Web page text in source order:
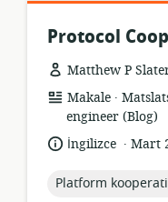
Protocol
Matthew P
Kaynak
formatı:
Makale .
yayıncı:
engineer (Blog)
Dil: İngilizce .
YayınMart
topic:
Platform